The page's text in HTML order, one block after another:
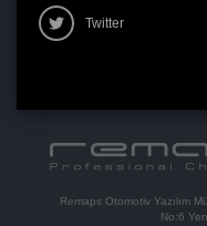
Twitter
Remaps Otomotiv Yazılım
No:6